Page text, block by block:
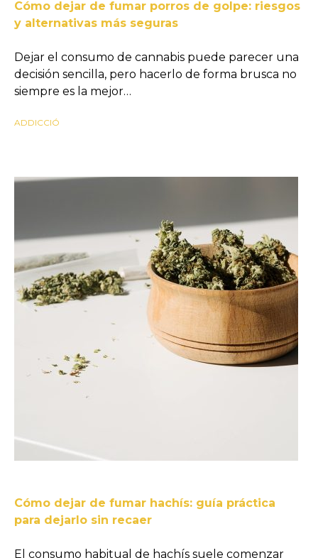
Cómo dejar de fumar porros de golpe: riesgos
y alternativas más seguras
Dejar el consumo de cannabis puede parecer una
decisión sencilla, pero hacerlo de forma brusca no
siempre es la mejor…
ADDICCIÓ
Cómo dejar de fumar hachís: guía práctica
para dejarlo sin recaer
El consumo habitual de hachís suele comenzar